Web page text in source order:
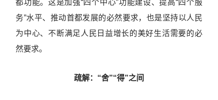
都功能。这是加强“四个中心”功能建设、提高“四个服
务”水平、推动首都发展的必然要求，也是坚持以人民
为中心、不断满足人民日益增长的美好生活需要的必
然要求。
疏解：“舍”“得”之间